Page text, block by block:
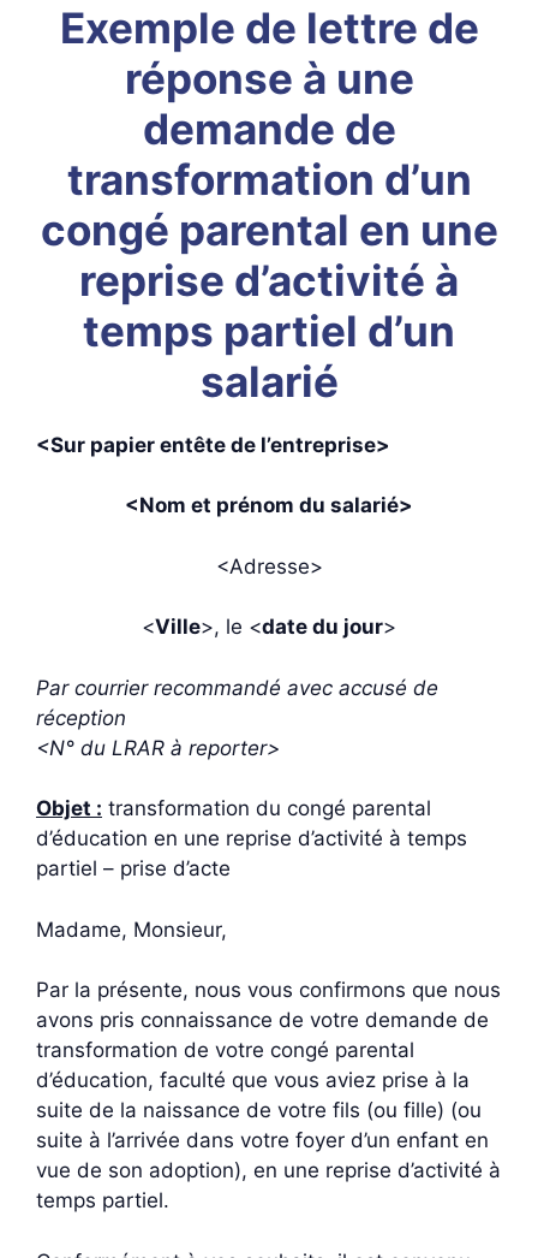
Exemple de lettre de
réponse à une
demande de
transformation d’un
congé parental en une
reprise d’activité à
temps partiel d’un
salarié
<Sur papier entête de l’entreprise>
<Nom et prénom du salarié>
<Adresse>
<Ville>, le <date du jour>
Par courrier recommandé avec accusé de
réception
<N° du LRAR à reporter>
Objet : transformation du congé parental
d’éducation en une reprise d’activité à temps
partiel – prise d’acte
Madame, Monsieur,
Par la présente, nous vous confirmons que nous
avons pris connaissance de votre demande de
transformation de votre congé parental
d’éducation, faculté que vous aviez prise à la
suite de la naissance de votre fils (ou fille) (ou
suite à l’arrivée dans votre foyer d’un enfant en
vue de son adoption), en une reprise d’activité à
temps partiel.